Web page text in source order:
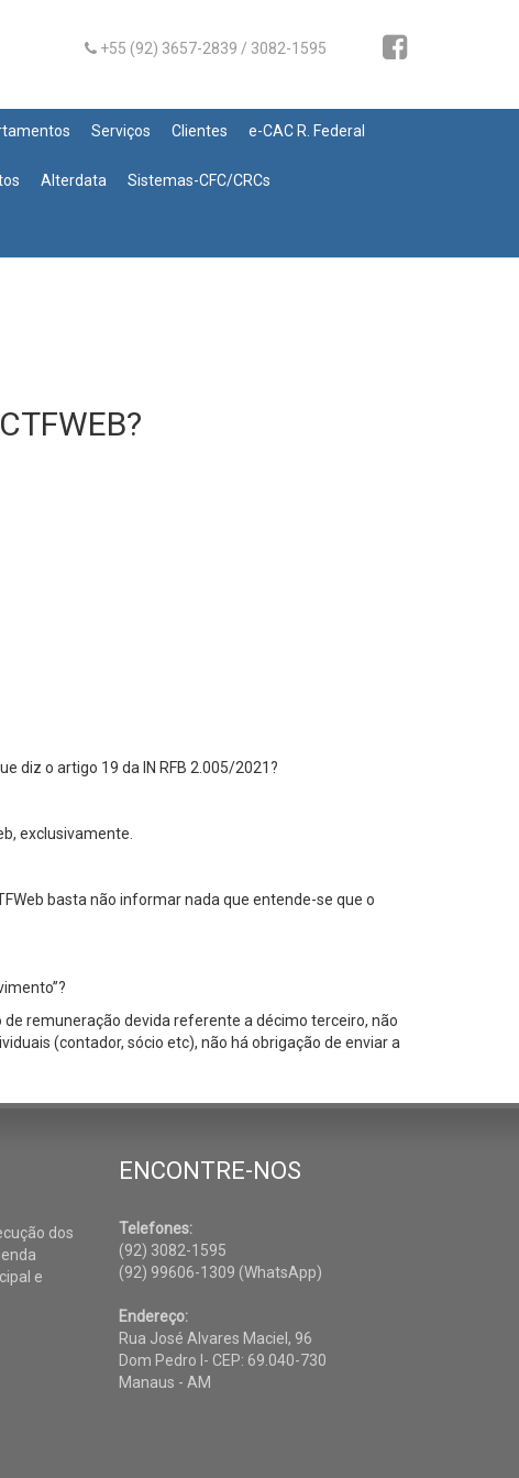
+55 (92) 3657-2839 / 3082-1595
Serviços Clientes e-CAC R. Federal
Alterdata Sistemas-CFC/CRCs
diz o artigo 19 da IN RFB 2.005/2021?
exclusivamente.
basta não informar nada que entende-se que o
remuneração devida referente a décimo terceiro, não
(contador, sócio etc), não há obrigação de enviar a
dos
e
ENCONTRE-NOS
Telefones:
(92) 3082-1595
(92) 99606-1309 (WhatsApp)
Endereço:
Rua José Alvares Maciel, 96
Dom Pedro I- CEP: 69.040-730
Manaus - AM